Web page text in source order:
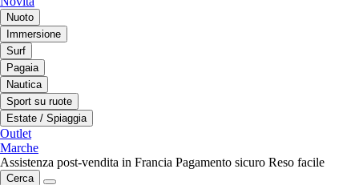
Nuoto
Immersione
Surf
Pagaia
Nautica
Sport su ruote
Estate / Spiaggia
Outlet
Marche
Assistenza post-vendita in Francia Pagamento sicuro Reso facile
Cerca